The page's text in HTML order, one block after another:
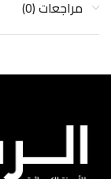
مراجعات (0)